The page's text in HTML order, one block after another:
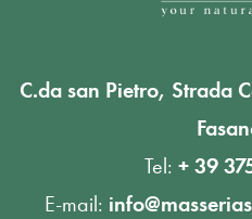
C.da san Pietro, Strada
Tel: + 39
E-mail: